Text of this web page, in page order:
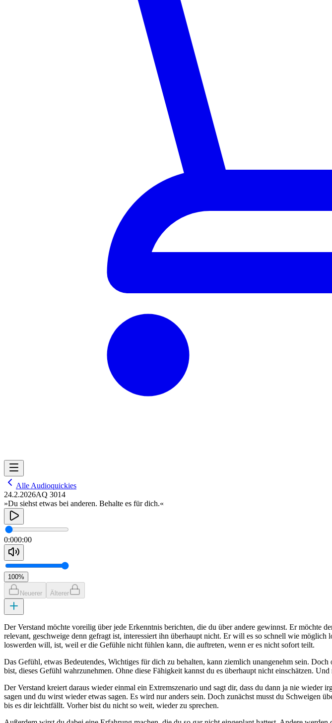
Alle Audioquickies
24.2.2026AQ 3014
»Du siehst etwas bei anderen. Behalte es für dich.«
0:000:00
100%
Neuerer Älterer
Der Verstand möchte voreilig über jede Erkenntnis berichten, die du über andere gewinnst. Er möchte
relevant, geschweige denn gefragt ist, interessiert ihn überhaupt nicht. Er will es so schnell wie
loswerden will, ist, weil er die Gefühle nicht fühlen kann, die auftreten, wenn er es nicht sofort teilt.
Das Gefühl, etwas Bedeutendes, Wichtiges für dich zu behalten, kann ziemlich unangenehm sein.
bist, dieses Gefühl wahrzunehmen. Ohne diese Fähigkeit kannst du es überhaupt nicht einschätzen.
Der Verstand kreiert daraus wieder einmal ein Extremszenario und sagt dir, dass du dann ja nie
sagen und du wirst wieder etwas sagen. Es wird nur anders sein. Doch zunächst musst du Schweigen
bis es dir leichtfällt. Vorher bist du nicht so weit, wieder zu sprechen.